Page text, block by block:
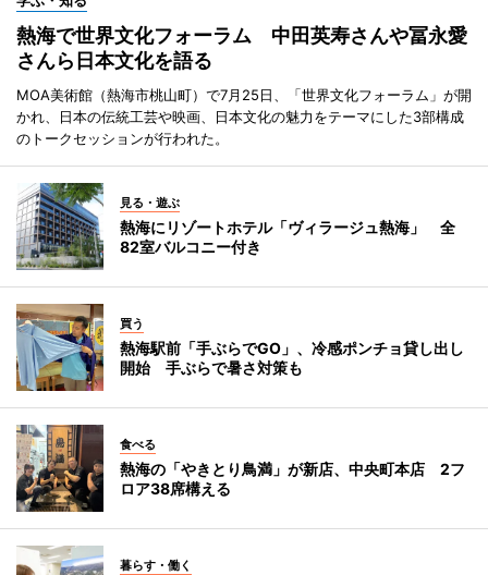
熱海で世界文化フォーラム 中田英寿さんや冨永愛
さんら日本文化を語る
MOA美術館（熱海市桃山町）で7月25日、「世界文化フォーラム」が開
かれ、日本の伝統工芸や映画、日本文化の魅力をテーマにした3部構成
のトークセッションが行われた。
見る・遊ぶ
熱海にリゾートホテル「ヴィラージュ熱海」 全
82室バルコニー付き
買う
熱海駅前「手ぶらでGO」、冷感ポンチョ貸し出し
開始 手ぶらで暑さ対策も
食べる
熱海の「やきとり鳥満」が新店、中央町本店 2フ
ロア38席構える
暮らす・働く